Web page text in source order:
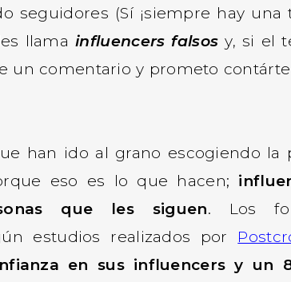
seguidores (Sí ¡siempre hay una
llamainfluencers falsos y, si el
un comentario y prometo
han ido al grano escogiendo la
eso es lo que hacen;
que les siguen. Los
estudios realizados por
en sus influencers y un